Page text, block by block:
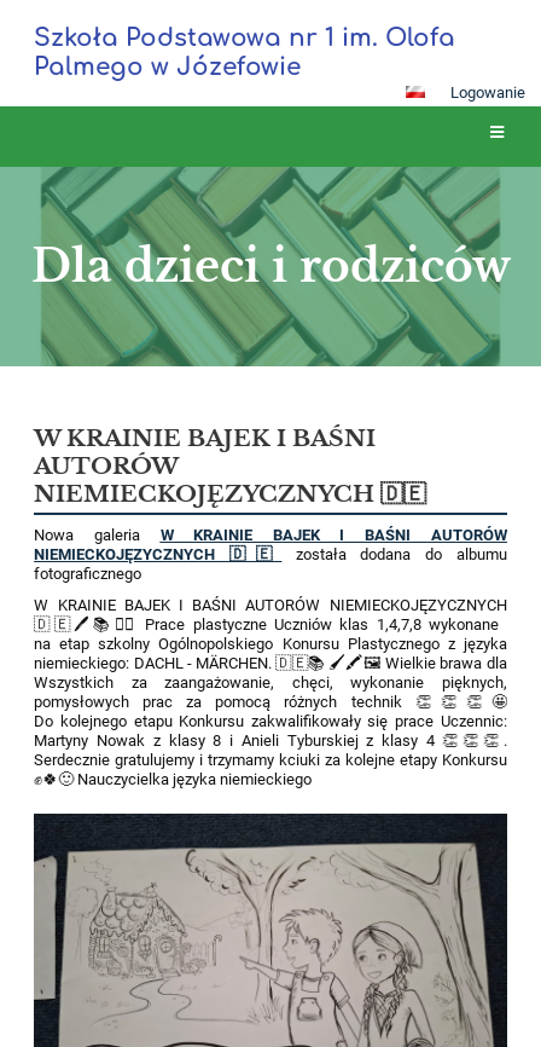
Szkoła Podstawowa nr 1 im. Olofa
Palmego w Józefowie
Logowanie
Dla dzieci i rodziców
dzieci
rodziców
W KRAINIE BAJEK I BAŚNI
AUTORÓW
NIEMIECKOJĘZYCZNYCH 🇩🇪
Nowa galeria W KRAINIE BAJEK I BAŚNI AUTORÓW
NIEMIECKOJĘZYCZNYCH 🇩🇪
została dodana do albumu
fotograficznego
W KRAINIE BAJEK I BAŚNI AUTORÓW NIEMIECKOJĘZYCZNYCH
🇩🇪🖊📚🧚‍♀️ Prace plastyczne Uczniów klas 1,4,7,8 wykonane
na etap szkolny Ogólnopolskiego Konursu Plastycznego z języka
niemieckiego: DACHL - MÄRCHEN. 🇩🇪📚 🖌🖍🖼 Wielkie brawa dla
Wszystkich za zaangażowanie, chęci, wykonanie pięknych,
pomysłowych prac za pomocą różnych technik 👏👏👏🤩
Do kolejnego etapu Konkursu zakwalifikowały się prace Uczennic:
Martyny Nowak z klasy 8 i Anieli Tyburskiej z klasy 4 👏👏👏.
Serdecznie gratulujemy i trzymamy kciuki za kolejne etapy Konkursu
✊️🍀🙂 Nauczycielka języka niemieckiego